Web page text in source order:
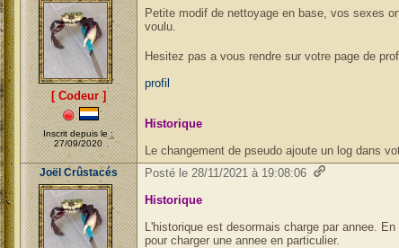
[ Codeur ]
Inscrit depuis le :
27/09/2020
Petite modif de nettoyage en base, vos sexes
voulu.
Hesitez pas a vous rendre sur votre page de
profil
Historique
Le changement de pseudo ajoute un log dans
Joël Crûstacés
Posté le 28/11/2021 à 19:08:06
Historique
L'historique est desormais charge par annee.
pour charger une annee en particulier.